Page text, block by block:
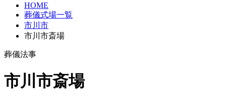
HOME
葬儀式場一覧
市川市
市川市斎場
葬儀法事
市川市斎場